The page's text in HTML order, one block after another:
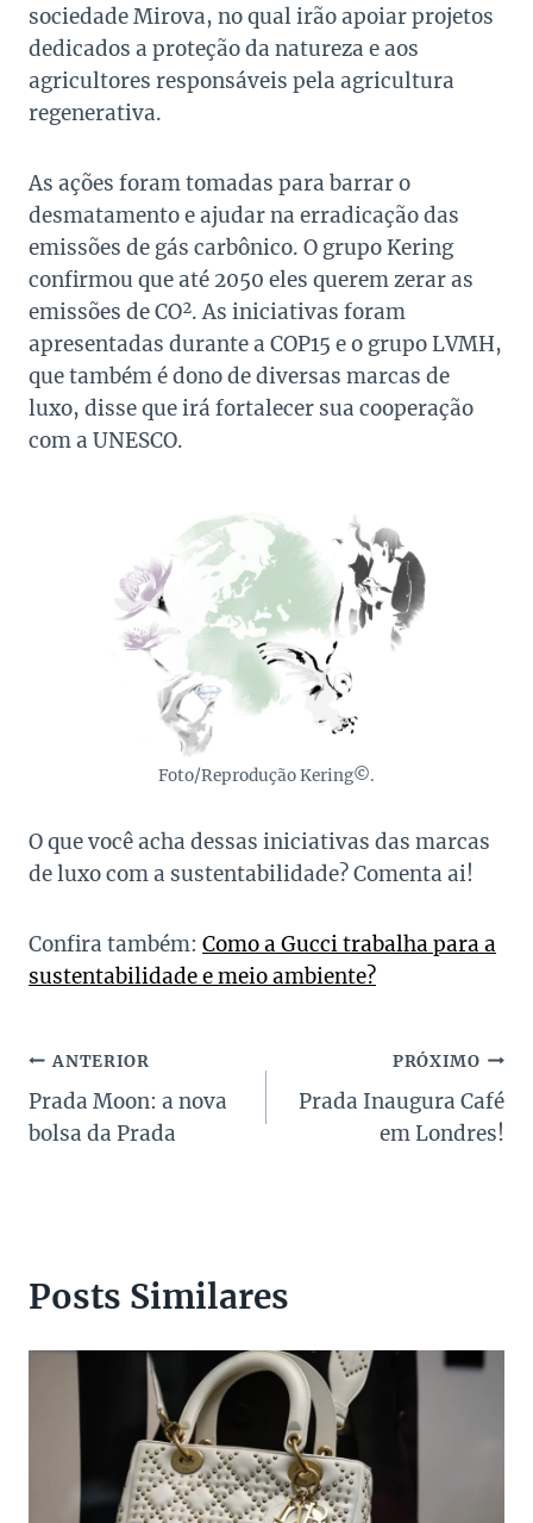
sociedade Mirova, no qual irão apoiar projetos
dedicados a proteção da natureza e aos
agricultores responsáveis pela agricultura
regenerativa.
As ações foram tomadas para barrar o
desmatamento e ajudar na erradicação das
emissões de gás carbônico. O grupo Kering
confirmou que até 2050 eles querem zerar as
emissões de CO². As iniciativas foram
apresentadas durante a COP15 e o grupo LVMH,
que também é dono de diversas marcas de
luxo, disse que irá fortalecer sua cooperação
com a UNESCO.
Foto/Reprodução Kering©.
O que você acha dessas iniciativas das marcas
de luxo com a sustentabilidade? Comenta ai!
Confira também: Como a Gucci trabalha para a
sustentabilidade e meio ambiente?
Navegação
de
ANTERIOR
Prada Moon: a nova
bolsa da Prada
PRÓXIMO
Prada Inaugura Café
em Londres!
Posts Similares